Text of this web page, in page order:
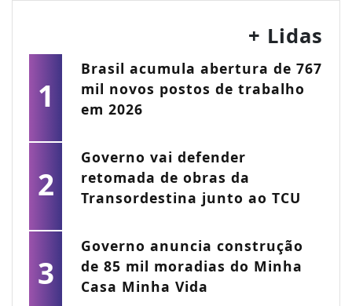
+ Lidas
1
Brasil acumula abertura de 767
mil novos postos de trabalho
em 2026
2
Governo vai defender
retomada de obras da
Transordestina junto ao TCU
3
Governo anuncia construção
de 85 mil moradias do Minha
Casa Minha Vida